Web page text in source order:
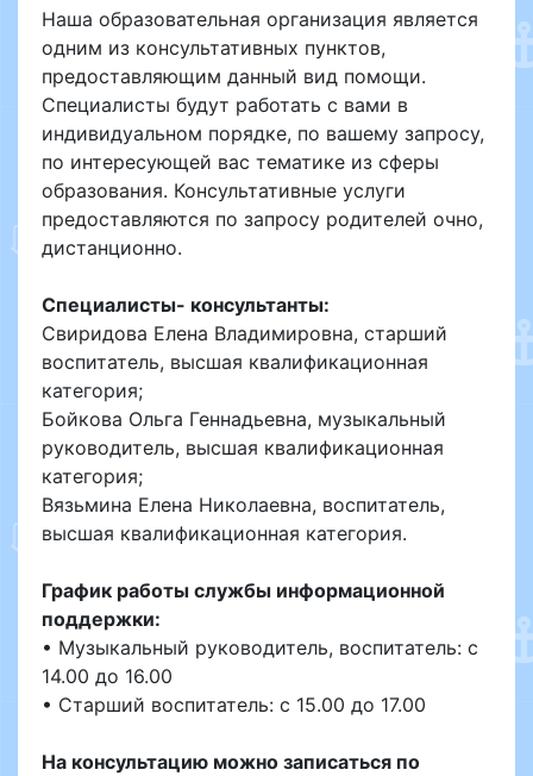
Наша образовательная организация является
одним из консультативных пунктов,
предоставляющим данный вид помощи.
Специалисты будут работать с вами в
индивидуальном порядке, по вашему запросу,
по интересующей вас тематике из сферы
образования. Консультативные услуги
предоставляются по запросу родителей очно,
дистанционно.
Cпециалисты- консультанты:
Cвиридова Елена Владимировна, старший
воспитатель, высшая квалификационная
категория;
Бойкова Ольга Геннадьевна, музыкальный
руководитель, высшая квалификационная
категория;
Вязьмина Елена Николаевна, воспитатель,
высшая квалификационная категория.
График работы службы информационной
поддержки:
• Музыкальный руководитель, воспитатель: с
14.00 до 16.00
• Старший воспитатель: с 15.00 до 17.00
На консультацию можно записаться по